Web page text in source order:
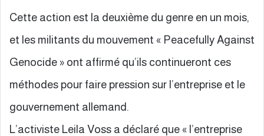
Cette action est la deuxième du genre en un mois,
et les militants du mouvement « Peacefully Against
Genocide » ont affirmé qu’ils continueront ces
méthodes pour faire pression sur l’entreprise et le
gouvernement allemand.
L’activiste Leila Voss a déclaré que « l’entreprise